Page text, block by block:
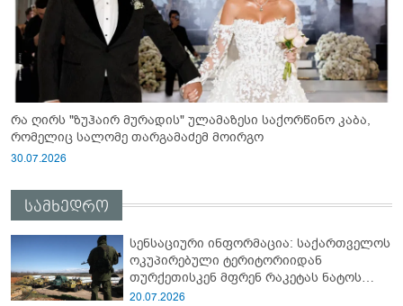
რა ღირს "ზუჰაირ მურადის" ულამაზესი საქორწინო კაბა,
რომელიც სალომე თარგამაძემ მოირგო
30.07.2026
სამხედრო
სენსაციური ინფორმაცია: საქართველოს
ოკუპირებული ტერიტორიიდან
თურქეთისკენ მფრენ რაკეტას ნატოს
სამიტი კინაღამ ჩაუშლია
20.07.2026